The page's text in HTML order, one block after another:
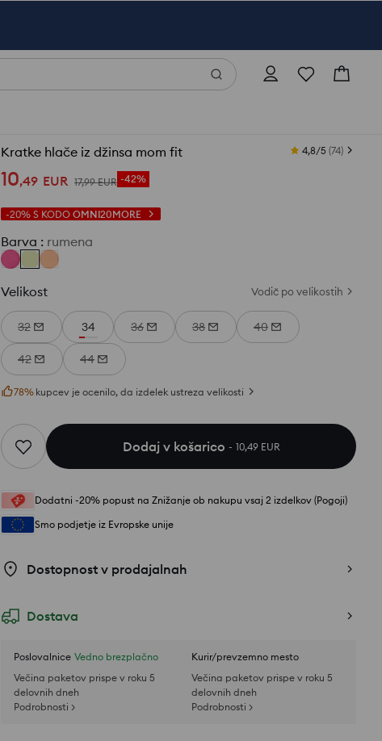
Kratke hlače iz džinsa mom fit 4,8/5 (74)
10,49 EUR 17,99 EUR -42%
-20% S KODO OMNI20MORE
Barva : rumena
Velikost Vodič po velikostih
32 34 36 38 40
42 44
78% kupcev je ocenilo, da izdelek ustreza velikosti
Dodaj v košarico 10,49 EUR
Dodatni -20% popust na Znižanje ob nakupu vsaj 2 izdelkov (Pogoji)
Smo podjetje iz Evropske unije
Dostopnost v prodajalnah
Dostava
Poslovalnice Vedno brezplačno
Večina paketov prispe v roku 5
delovnih dneh
Podrobnosti >
Kurir/prevzemno mesto
Večina paketov prispe v roku 5
delovnih dneh
Podrobnosti >